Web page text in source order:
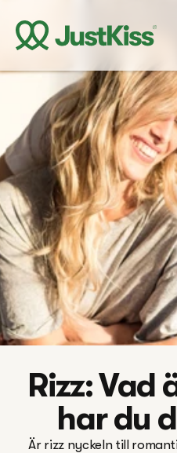
Rizz: Vad
har du
Är rizz nyckeln till